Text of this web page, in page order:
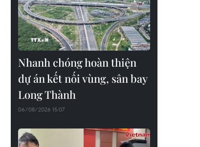
Nhanh chóng hoàn thiện
dự án kết nối vùng, sân bay
Long Thành
06/08/2026 15:07